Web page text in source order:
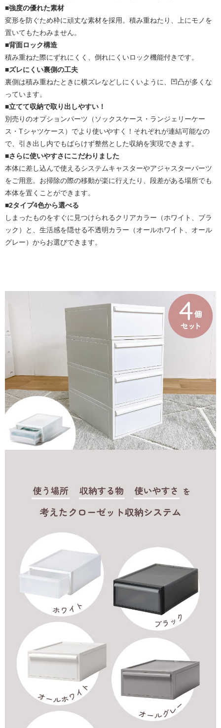
■強度の優れた素材
変形を防ぐため枠に頑丈な素材を採用。積み重ねたり、上にモノを
置いてもたわみません。
■背面ロック構造
積み重ねた際にずれにくく、倒れにくいロック機能付きです。
■ズレにくい裏側の工夫
裏側は積み重ねたときに横ズレなどしにくいように、凹凸が多くな
っています。
■立てて収納で取り出しやすい！
別売りのオプションパーツ（ソックスケース・ランジェリーケー
ス・Tシャツケース）でより使いやすく！それぞれが連結可能なの
で、引き出し内でもばらけず整然とした収納を実現できます。
■さらに使いやすさにこだわりました
本体に差し込んで使えるシステムキャスターやアジャスターパーツ
をご用意。お掃除の際の移動が楽に行えたり、段差がある場所でも
本体を置くことができます。
■2タイプ4色から選べる
しまったものをすぐに見つけられるクリアカラー（ホワイト、ブラ
ック）と、生活感を隠せる不透明カラー（オールホワイト、オール
グレー）からお選びできます。